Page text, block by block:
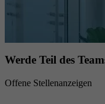
Werde Teil des
Offene Stellenanzeigen